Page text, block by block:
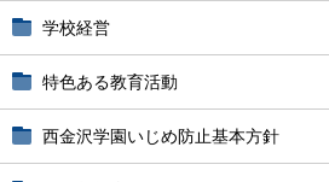
学校経営
特色ある教育活動
西金沢学園いじめ防止基本方針